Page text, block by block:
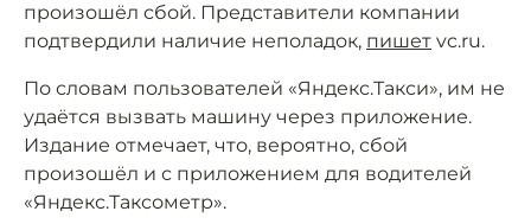
произошёл сбой. Представители компании
подтвердили наличие неполадок, пишет vc.ru.
По словам пользователей «Яндекс.Такси», им не
удаётся вызвать машину через приложение.
Издание отмечает, что, вероятно, сбой
произошёл и с приложением для водителей
«Яндекс.Таксометр».